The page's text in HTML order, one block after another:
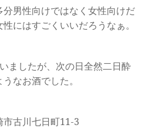
男性向けではなく女性向けだ
にはすごくいいだろうなぁ。
ましたが、次の日全然二日酔
なお酒でした。
古川七日町11-3